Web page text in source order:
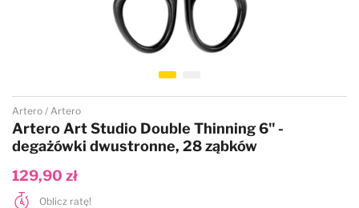
Przejdź na początek galerii
Artero Artero
Artero Art Studio Double Thinning 6" -
degażówki dwustronne, 28 ząbków
129,90 zł
Oblicz ratę!